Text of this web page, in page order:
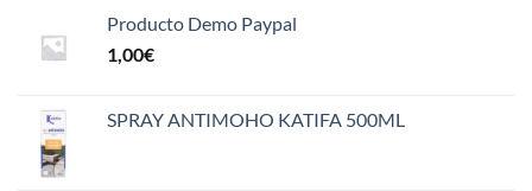
Producto Demo Paypal
1,00€
SPRAY ANTIMOHO KATIFA 500ML